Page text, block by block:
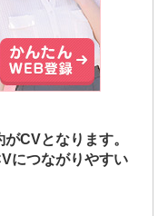
CVとなります。
につながりやすい